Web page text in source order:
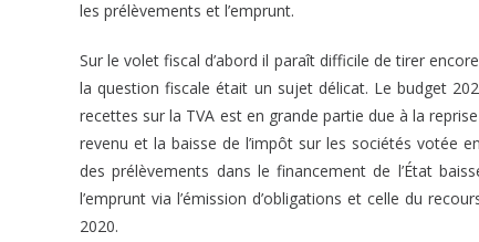
les prélèvements et l’emprunt.
Sur le volet fiscal d’abord il paraît difficile de tirer
la question fiscale était un sujet délicat. Le budget
recettes sur la TVA est en grande partie due à la
revenu et la baisse de l’impôt sur les sociétés votée
des prélèvements dans le financement de l’État
l’emprunt via l’émission d’obligations et celle du
2020.